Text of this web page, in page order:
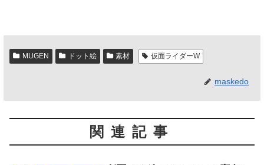
MUGEN ドット絵 素材 仮面ライダーW
maskedo
関連記事